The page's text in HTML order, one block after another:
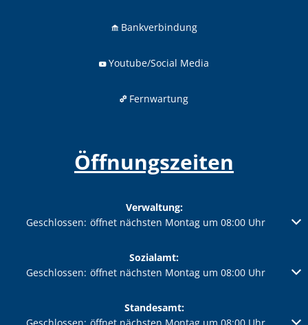
Bankverbindung
Youtube/Social Media
Fernwartung
Öffnungszeiten
Verwaltung:
Klicken, um weitere Öffnungs- oder Schließzeiten auszublenden
Geschlossen: öffnet nächsten Montag um 08:00 Uhr
Sozialamt:
Klicken, um weitere Öffnungs- oder Schließzeiten auszublenden
Geschlossen: öffnet nächsten Montag um 08:00 Uhr
Standesamt: